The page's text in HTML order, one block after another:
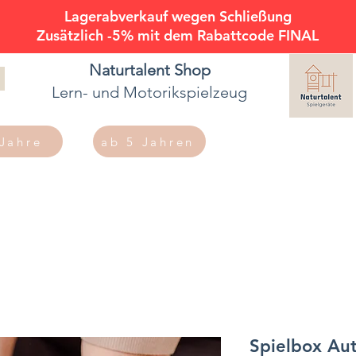
Naturtalent Shop
Lern- und Motorikspielzeug
ab 5 Jahren
Lagerabverkauf wegen Schließung
Zusätzlich -5% mit dem Rabattcode FINAL
Spielbox